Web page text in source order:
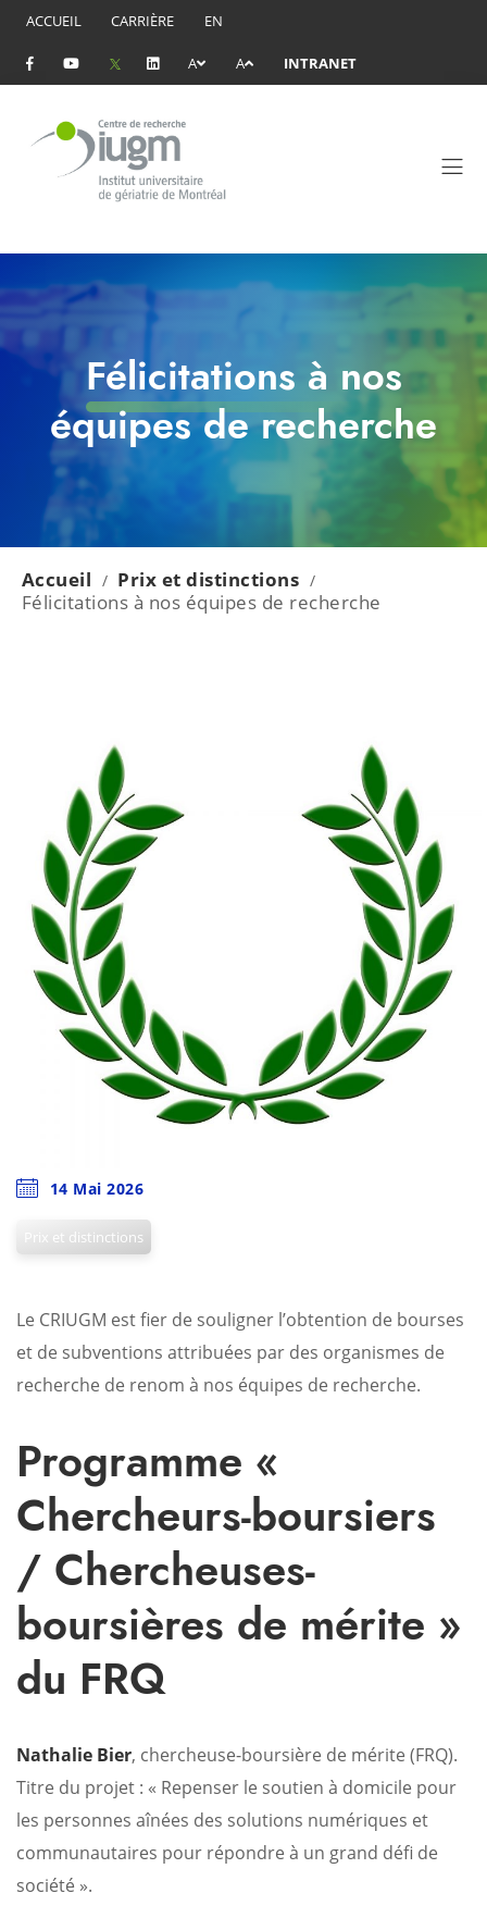
ACCUEIL CARRIÈRE EN
A A INTRANET
Félicitations à nos
équipes de recherche
Accueil / Prix et distinctions /
Félicitations à nos équipes de recherche
14 Mai 2026
Prix et distinctions
Le CRIUGM est fier de souligner l’obtention de bourses
et de subventions attribuées par des organismes de
recherche de renom à nos équipes de recherche.
Programme «
Chercheurs-boursiers
/ Chercheuses-
boursières de mérite »
du FRQ
Nathalie Bier, chercheuse-boursière de mérite (FRQ).
Titre du projet : « Repenser le soutien à domicile pour
les personnes aînées des solutions numériques et
communautaires pour répondre à un grand défi de
société ».